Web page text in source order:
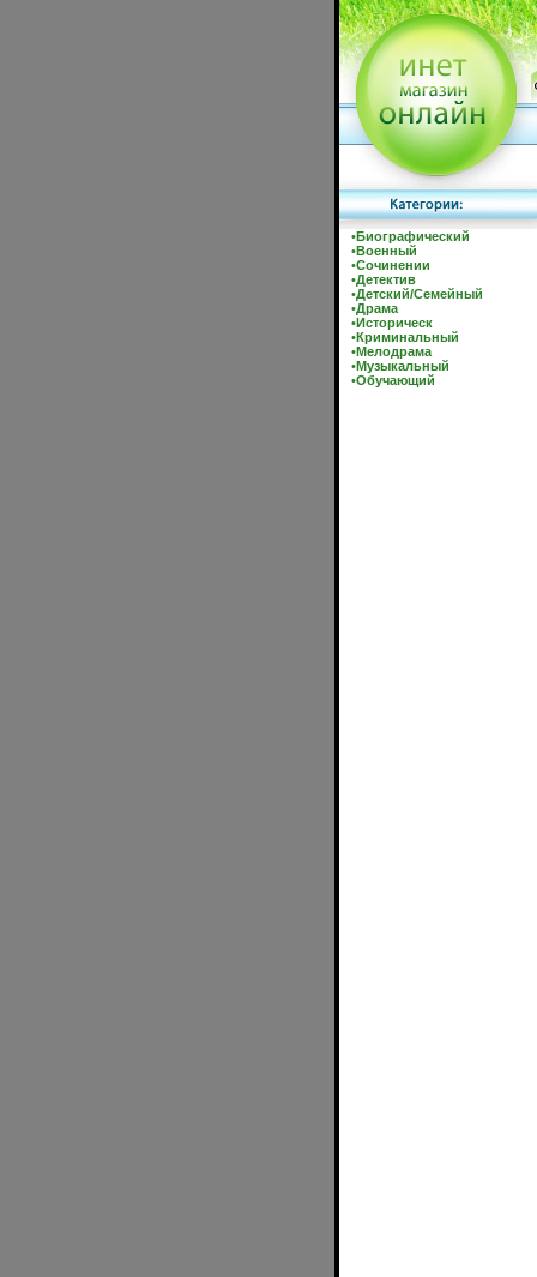
•Биографический
•Военный
•Сочинении
•Детектив
•Детский/Семейный
•Драма
•Историческ
•Криминальный
•Мелодрама
•Музыкальный
•Обучающий